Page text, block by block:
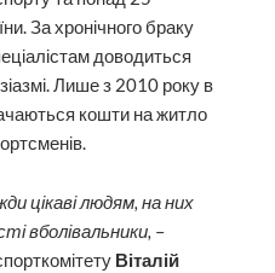
За хронічного браку
доводиться
Лише з 2010 року в
кошти на житло
цікаві людям, на них
вболівальники, –
Віталій